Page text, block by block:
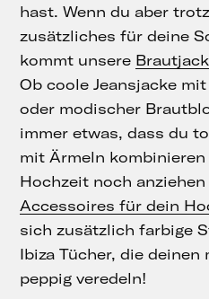
hast. Wenn du aber
zusätzliches für deine
kommt unsere
Ob coole Jeansjacke
oder modischer
immer etwas, dass du
mit Ärmeln
Hochzeit noch
Accessoires für dein
sich zusätzlich farbige
Ibiza Tücher, die
peppig veredeln!